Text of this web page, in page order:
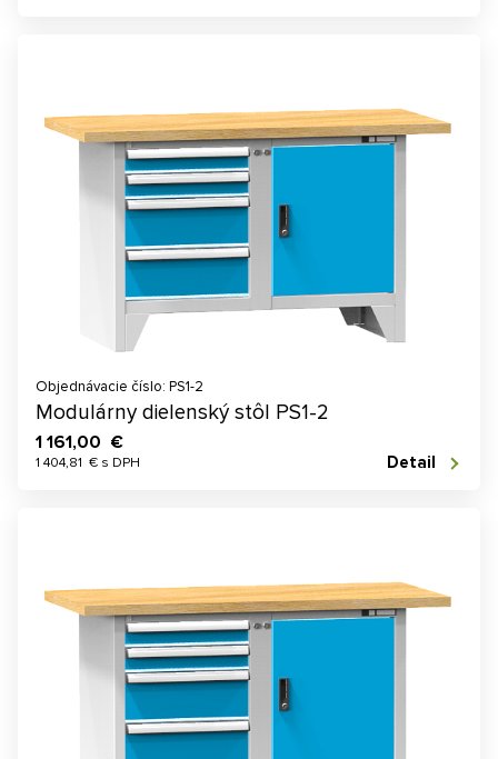
Objednávacie číslo: PS1-2
Modulárny dielenský stôl PS1-2
1 161,00 €
1 404,81 € s DPH Detail